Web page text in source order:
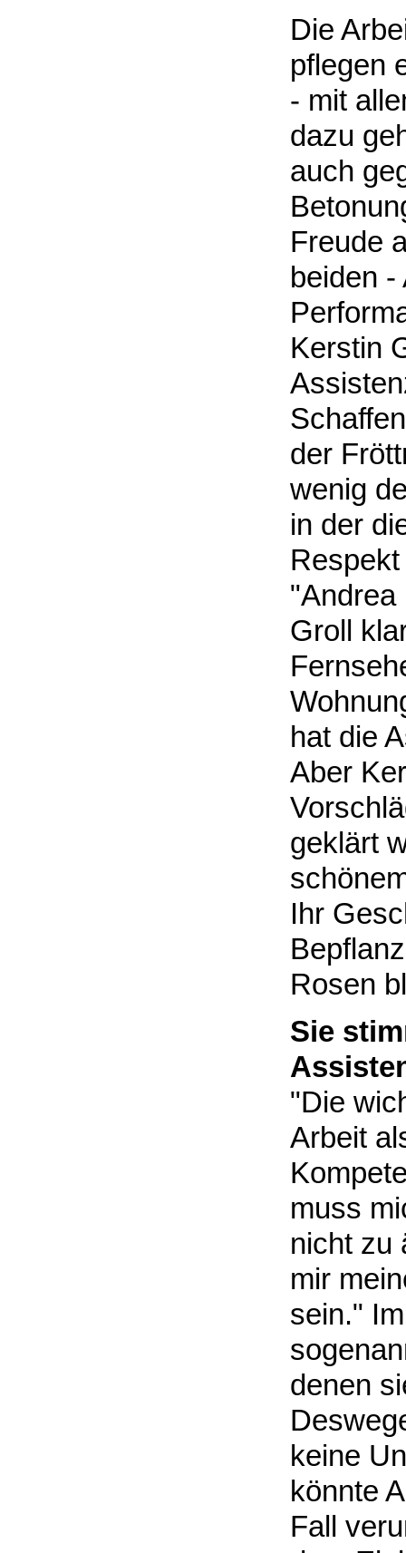
Die
pflegen
- mit
dazu
auch
Freude
beiden -
Kerstin
der
wenig
in der
"Andrea
Groll
hat die
Aber
geklärt
Ihr
Rosen
Sie
"Die
Arbeit
muss
nicht zu
mir
sein."
denen
keine
könnte
Fall